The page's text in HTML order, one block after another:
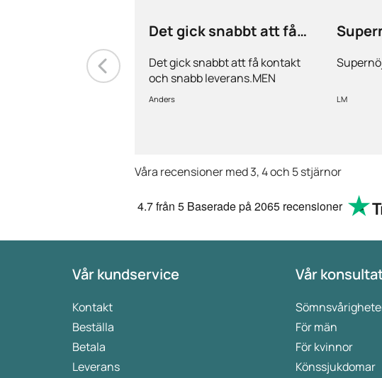
Det gick snabbt att få
Det gick snabbt att få kontakt
och snabb leverans.MEN
priserna är alldeles för höga på
Anders LM
Våra recensioner med 3, 4 och 5 stjärnor
4.7från 5 Baserade på2065 recensioner
Vår kundservice
Kontakt
Beställa
Betala
Leverans
Vår
För män
För kvinnor
Könssjukdomar